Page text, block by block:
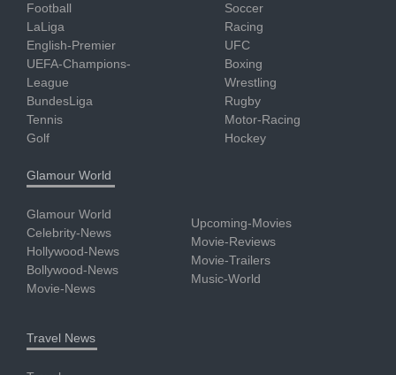
Football
LaLiga
English-Premier
UEFA-Champions-
League
BundesLiga
Tennis
Golf
Soccer
Racing
UFC
Boxing
Wrestling
Rugby
Motor-Racing
Hockey
Glamour World
Glamour World
Celebrity-News
Hollywood-News
Bollywood-News
Movie-News
Upcoming-Movies
Movie-Reviews
Movie-Trailers
Music-World
Travel News